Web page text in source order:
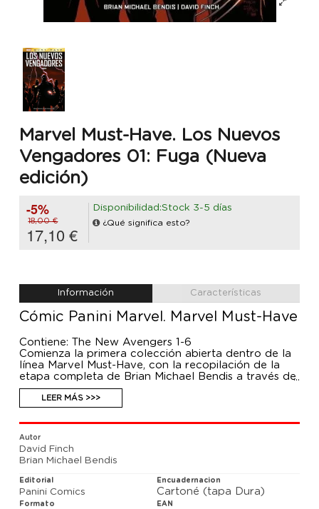
Marvel Must-Have. Los Nuevos
Vengadores 01: Fuga (Nueva
edición)
-5%
18,00 €
17,10 €
Disponibilidad:Stock 3-5 días
¿Qué significa esto?
Información Características
Cómic Panini Marvel. Marvel Must-Have
Contiene: The New Avengers 1-6
Comienza la primera colección abierta dentro de la
línea Marvel Must-Have, con la recopilación de la
etapa completa de Brian Michael Bendis a través de
las diferentes series de Los Vengadores y todos los
eventos relacionados. Tras la destrucción del grupo
original, una nueva amenaza sirve para que el
Capitán América reúna un nuevo equipo. El destino
colocará en el mismo lugar al Capi, Iron Man,
Spiderman, Lobezno, Luke Cage, Daredevil y
Spiderwoman. Ellos son los únicos que pueden
de La Balsa. ¡Descubre desde la primera página los
eventos que cambiaron de arriba abajo el Universo
Marvel!
LEER MÁS >>>
Autor
David Finch
Brian Michael Bendis
Editorial
Panini Comics
Encuadernacion
Cartoné (tapa Dura)
Formato EAN